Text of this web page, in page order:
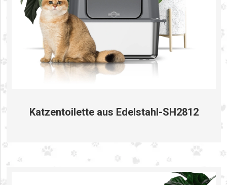
Katzentoilette aus Edelstahl-SH2812